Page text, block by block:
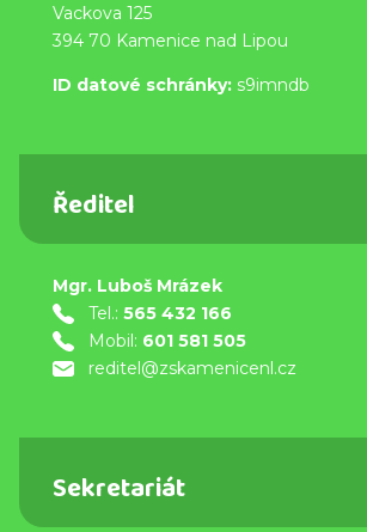
Vackova 125
394 70 Kamenice nad Lipou
ID datové schránky: s9imndb
Ředitel
Mgr. Luboš Mrázek
Tel.: 565 432 166
Mobil: 601 581 505
reditel@zskamenicenl.cz
Sekretariát